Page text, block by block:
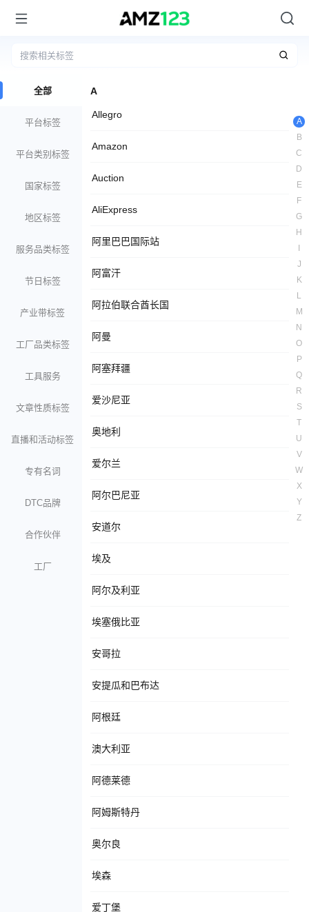
全部
平台标签
平台类别标签
国家标签
地区标签
服务品类标签
节日标签
产业带标签
工厂品类标签
工具服务
文章性质标签
直播和活动标签
专有名词
DTC品牌
合作伙伴
工厂
A
Allegro
Amazon
Auction
AliExpress
阿里巴巴国际站
阿富汗
阿拉伯联合酋长国
阿曼
阿塞拜疆
爱沙尼亚
奥地利
爱尔兰
阿尔巴尼亚
安道尔
埃及
阿尔及利亚
埃塞俄比亚
安哥拉
安提瓜和巴布达
阿根廷
澳大利亚
阿德莱德
阿姆斯特丹
奥尔良
埃森
爱丁堡
A
B
C
D
E
F
G
H
J
K
L
M
N
O
P
Q
R
S
T
U
V
W
X
Y
Z